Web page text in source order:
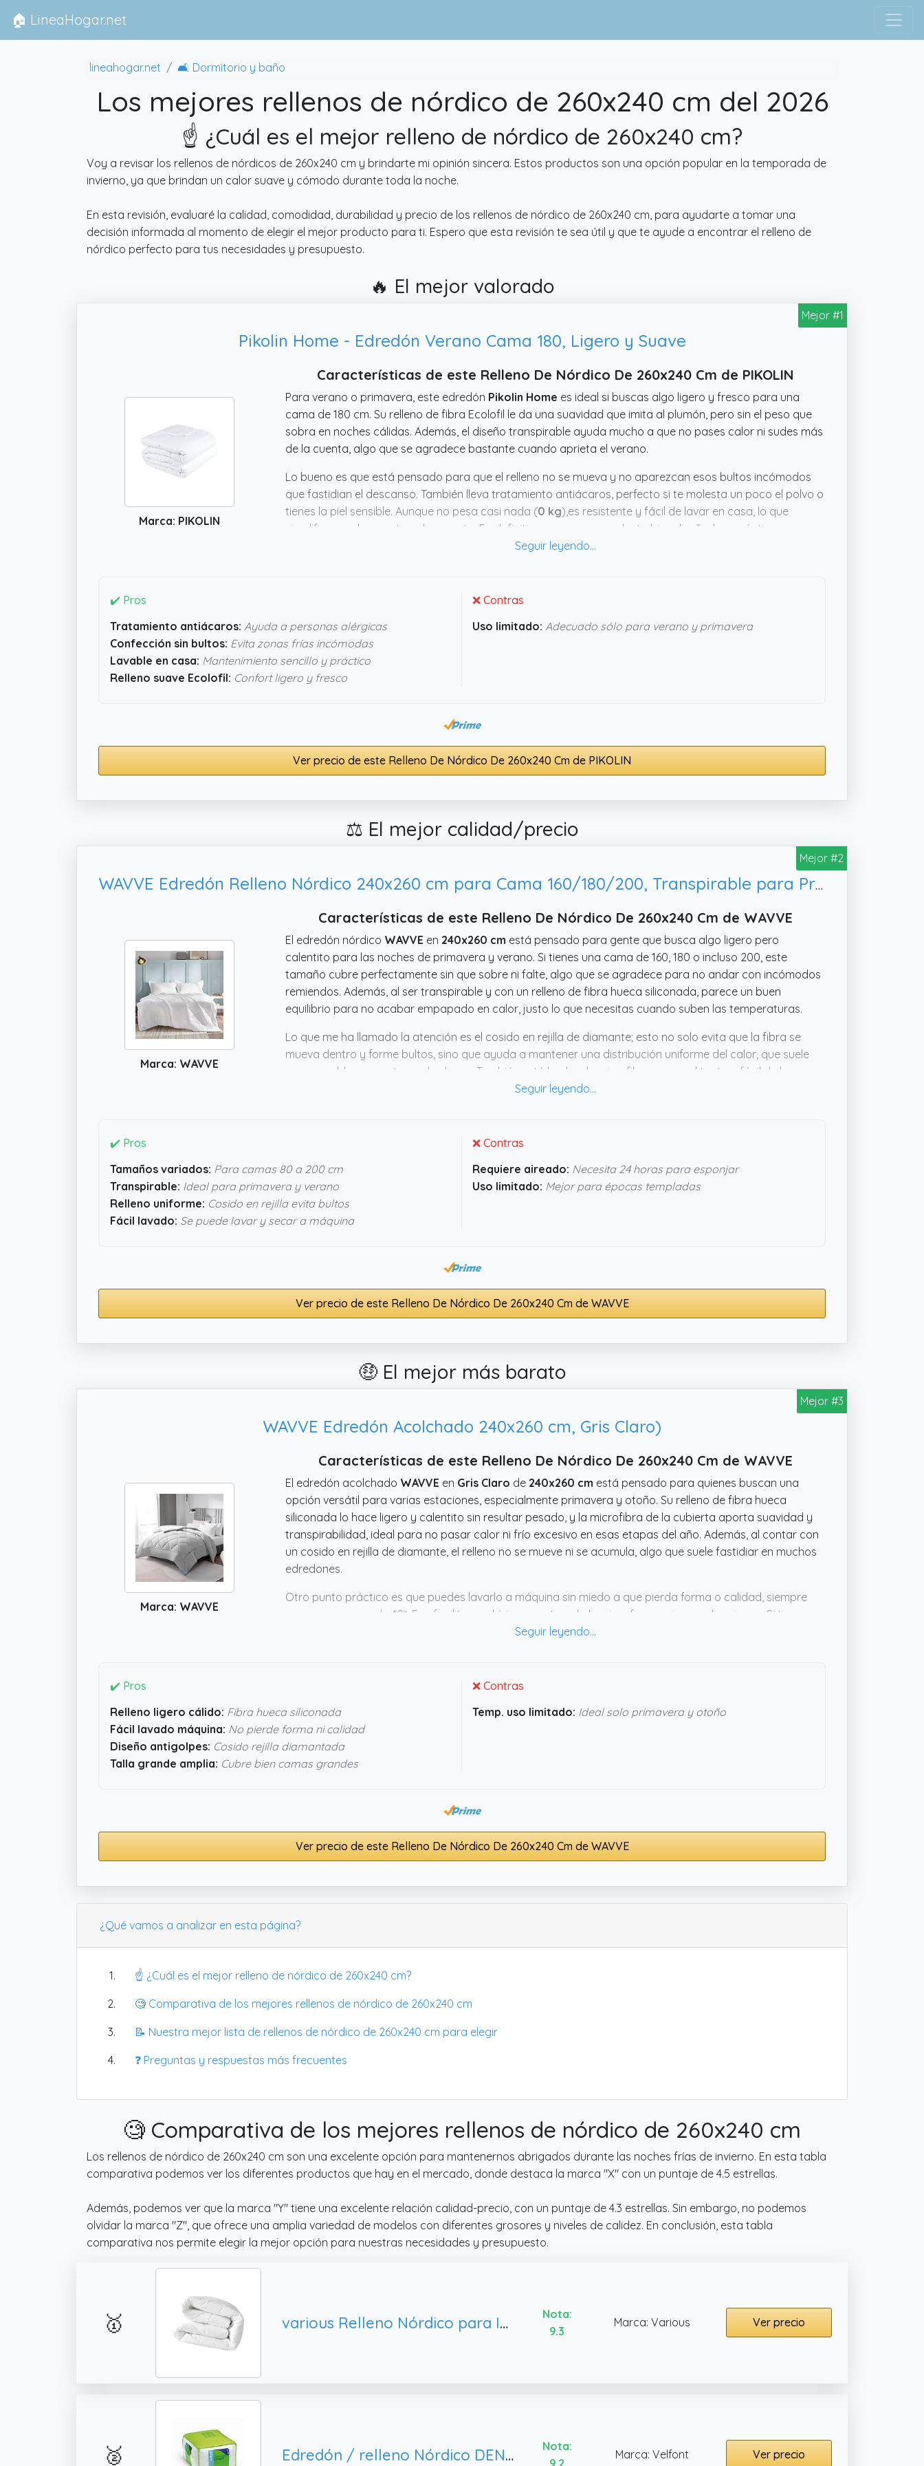
🏠 LineaHogar.net
lineahogar.net 🛋 Dormitorio y baño
Los mejores rellenos de nórdico de 260x240 cm del 2026
☝️ ¿Cuál es el mejor relleno de nórdico de 260x240 cm?
Voy a revisar los rellenos de nórdicos de 260x240 cm y brindarte mi opinión sincera. Estos productos son una opción popular en la temporada de
invierno, ya que brindan un calor suave y cómodo durante toda la noche.
En esta revisión, evaluaré la calidad, comodidad, durabilidad y precio de los rellenos de nórdico de 260x240 cm, para ayudarte a tomar una
decisión informada al momento de elegir el mejor producto para ti. Espero que esta revisión te sea útil y que te ayude a encontrar el relleno de
nórdico perfecto para tus necesidades y presupuesto.
🔥 El mejor valorado
Mejor #1
Pikolin Home - Edredón Verano Cama 180, Ligero y Suave
Marca: PIKOLIN
Características de este Relleno De Nórdico De 260x240 Cm de PIKOLIN
Para verano o primavera, este edredón Pikolin Home es ideal si buscas algo ligero y fresco para una
cama de 180 cm. Su relleno de fibra Ecolofil le da una suavidad que imita al plumón, pero sin el peso que
sobra en noches cálidas. Además, el diseño transpirable ayuda mucho a que no pases calor ni sudes más
de la cuenta, algo que se agradece bastante cuando aprieta el verano.
Lo bueno es que está pensado para que el relleno no se mueva y no aparezcan esos bultos incómodos
que fastidian el descanso. También lleva tratamiento antiácaros, perfecto si te molesta un poco el polvo o
tienes la piel sensible. Aunque no pesa casi nada (0 kg),es resistente y fácil de lavar en casa, lo que
simplifica mucho mantenerlo a punto. En definitiva, parece un producto bien diseñado y práctico para
quienes quieren descansar fresco sin complicaciones.
✔️ Pros
Tratamiento antiácaros: Ayuda a personas alérgicas
Confección sin bultos: Evita zonas frías incómodas
Lavable en casa: Mantenimiento sencillo y práctico
Relleno suave Ecolofil: Confort ligero y fresco
❌ Contras
Uso limitado: Adecuado sólo para verano y primavera
Ver precio de este Relleno De Nórdico De 260x240 Cm de PIKOLIN
⚖️ El mejor calidad/precio
Mejor #2
WAVVE Edredón Relleno Nórdico 240x260 cm para Cama 160/180/200, Transpirable para Primavera y Verano (260x240 cm)
Marca: WAVVE
Características de este Relleno De Nórdico De 260x240 Cm de WAVVE
El edredón nórdico WAVVE en 240x260 cm está pensado para gente que busca algo ligero pero
calentito para las noches de primavera y verano. Si tienes una cama de 160, 180 o incluso 200, este
tamaño cubre perfectamente sin que sobre ni falte, algo que se agradece para no andar con incómodos
remiendos. Además, al ser transpirable y con un relleno de fibra hueca siliconada, parece un buen
equilibrio para no acabar empapado en calor, justo lo que necesitas cuando suben las temperaturas.
Lo que me ha llamado la atención es el cosido en rejilla de diamante; esto no solo evita que la fibra se
mueva dentro y forme bultos, sino que ayuda a mantener una distribución uniforme del calor, que suele
ser un problema en otros edredones. También está hecho de microfibra, suave al tacto y fácil de lavar a
máquina sin perder forma. En resumen, si quieres un nórdico que funcione bien en épocas templadas y
✔️ Pros
Tamaños variados: Para camas 80 a 200 cm
Transpirable: Ideal para primavera y verano
Relleno uniforme: Cosido en rejilla evita bultos
Fácil lavado: Se puede lavar y secar a máquina
❌ Contras
Requiere aireado: Necesita 24 horas para esponjar
Uso limitado: Mejor para épocas templadas
Ver precio de este Relleno De Nórdico De 260x240 Cm de WAVVE
🤑 El mejor más barato
Mejor #3
WAVVE Edredón Acolchado 240x260 cm, Gris Claro)
Marca: WAVVE
Características de este Relleno De Nórdico De 260x240 Cm de WAVVE
El edredón acolchado WAVVE en Gris Claro de 240x260 cm está pensado para quienes buscan una
opción versátil para varias estaciones, especialmente primavera y otoño. Su relleno de fibra hueca
siliconada lo hace ligero y calentito sin resultar pesado, y la microfibra de la cubierta aporta suavidad y
transpirabilidad, ideal para no pasar calor ni frío excesivo en esas etapas del año. Además, al contar con
un cosido en rejilla de diamante, el relleno no se mueve ni se acumula, algo que suele fastidiar en muchos
edredones.
Otro punto práctico es que puedes lavarlo a máquina sin miedo a que pierda forma o calidad, siempre
que sea a menos de 40º. Eso facilita muchísimo mantenerlo limpio y fresco sin complicaciones. Si tienes
una cama grande, su tamaño amplio encaja perfecto, cubriendo bien sin dejar huecos. En resumen,
✔️ Pros
Relleno ligero cálido: Fibra hueca siliconada
Fácil lavado máquina: No pierde forma ni calidad
Diseño antigolpes: Cosido rejilla diamantada
Talla grande amplia: Cubre bien camas grandes
❌ Contras
Temp. uso limitado: Ideal solo primavera y otoño
Ver precio de este Relleno De Nórdico De 260x240 Cm de WAVVE
¿Qué vamos a analizar en esta página?
☝️ ¿Cuál es el mejor relleno de nórdico de 260x240 cm?
🧐 Comparativa de los mejores rellenos de nórdico de 260x240 cm
📝 Nuestra mejor lista de rellenos de nórdico de 260x240 cm para elegir
❓ Preguntas y respuestas más frecuentes
🧐 Comparativa de los mejores rellenos de nórdico de 260x240 cm
Los rellenos de nórdico de 260x240 cm son una excelente opción para mantenernos abrigados durante las noches frías de invierno. En esta tabla
comparativa podemos ver los diferentes productos que hay en el mercado, donde destaca la marca "X" con un puntaje de 4.5 estrellas.
Además, podemos ver que la marca "Y" tiene una excelente relación calidad-precio, con un puntaje de 4.3 estrellas. Sin embargo, no podemos
olvidar la marca "Z", que ofrece una amplia variedad de modelos con diferentes grosores y niveles de calidez. En conclusión, esta tabla
comparativa nos permite elegir la mejor opción para nuestras necesidades y presupuesto.
🥇 various Relleno Nórdico para Invierno y Otoño, Reversible y Moderno 100% Poliéster（Cama180-260x240cm）
Nota:
9.3
Marca: Various Ver precio
🥈 Edredón / relleno Nórdico DENVER 250 gr. de 260x240 cm para cama de 160 i 180 - Microfibra
Nota:
9.2
Marca: Velfont Ver precio